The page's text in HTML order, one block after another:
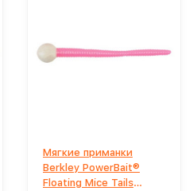
Мягкие приманки
Berkley PowerBait®
Floating Mice Tails